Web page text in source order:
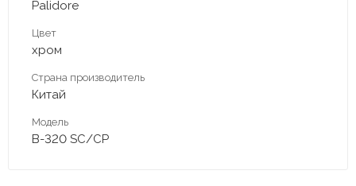
Palidore
Цвет
хром
Страна производитель
Китай
Модель
B-320 SC/CP